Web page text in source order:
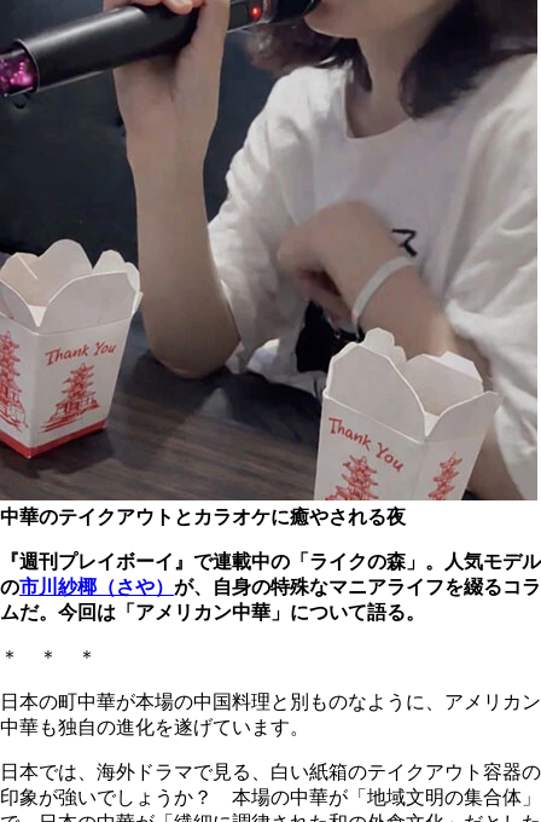
中華のテイクアウトとカラオケに癒やされる夜
『週刊プレイボーイ』で連載中の「ライクの森」。人気モデル
の市川紗椰（さや） が、自身の特殊なマニアライフを綴るコラ
ムだ。今回は 「アメリカン中華」 について語る。
＊ ＊ ＊
日本の町中華が本場の中国料理と別ものなように、アメリカン
中華も独自の進化を遂げています。
日本では、海外ドラマで見る、白い紙箱のテイクアウト容器の
印象が強いでしょうか？ 本場の中華が「地域文明の集合体」